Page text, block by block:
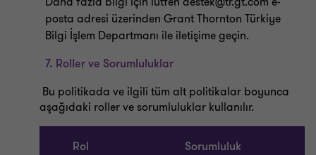
posta adresi üzerinden Grant Thornton Türkiye
Bilgi İşlem Departmanı ile iletişime geçin.
7. Roller ve Sorumluluklar
Bu politikada ve ilgili tüm alt politikalar boyunca
aşağıdaki roller ve sorumluluklar kullanılır.
Rol Sorumluluk